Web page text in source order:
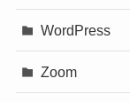
WordPress
Zoom